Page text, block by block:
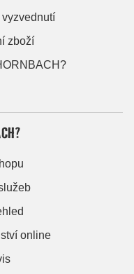
zboží
online